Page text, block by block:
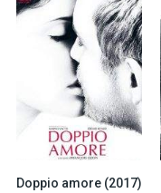
6.2
Doppio amore (2017)